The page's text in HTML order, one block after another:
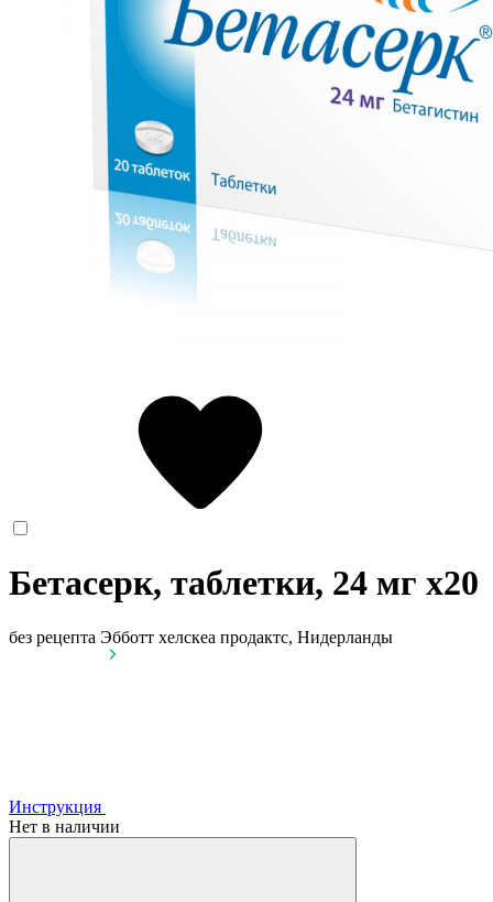
Бетасерк, таблетки, 24 мг x20
без рецепта Эбботт хелскеа продактс, Нидерланды
Инструкция
Нет в наличии